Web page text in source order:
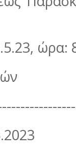
ώρα: